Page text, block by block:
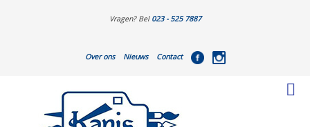
Vragen? Bel 023 - 525 7887
Over ons Nieuws Contact